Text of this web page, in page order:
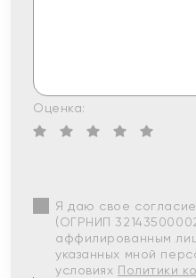
Оценка:
Я даю свое
(ОГРНИП
аффилированным
указанных мной
условиях Политики